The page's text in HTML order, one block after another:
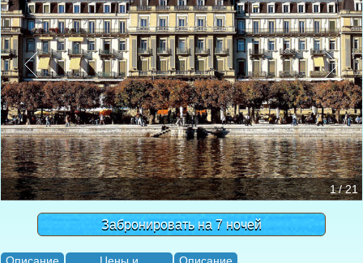
1 / 21
Забронировать на 7 ночей
Описание
Цены и
Описание